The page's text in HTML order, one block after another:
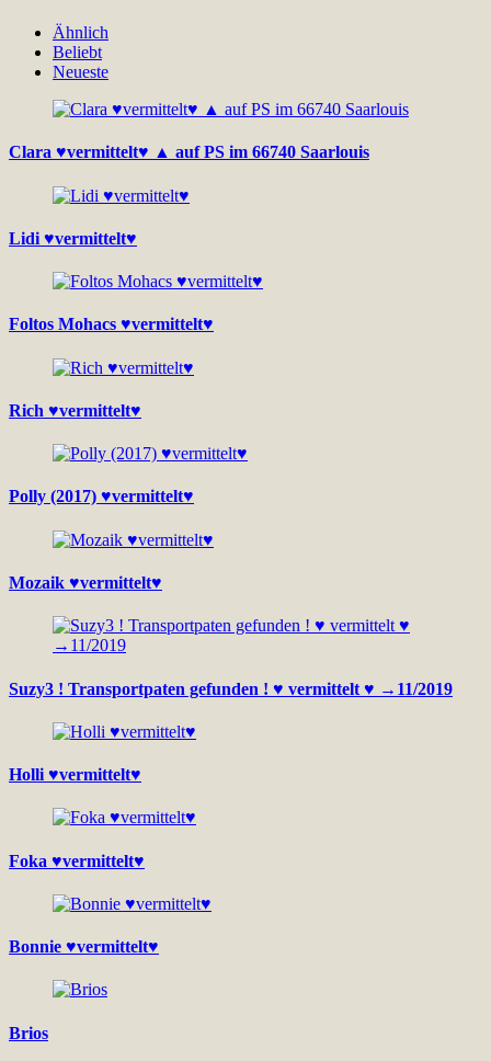
Ähnlich
Beliebt
Neueste
Clara ♥vermittelt♥ ▲ auf PS im 66740 Saarlouis
Lidi ♥vermittelt♥
Foltos Mohacs ♥vermittelt♥
Rich ♥vermittelt♥
Polly (2017) ♥vermittelt♥
Mozaik ♥vermittelt♥
Suzy3 ! Transportpaten gefunden ! ♥ vermittelt ♥ →11/2019
Holli ♥vermittelt♥
Foka ♥vermittelt♥
Bonnie ♥vermittelt♥
Brios